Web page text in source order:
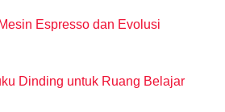
Espresso dan Evolusi
Dinding untuk Ruang Belajar